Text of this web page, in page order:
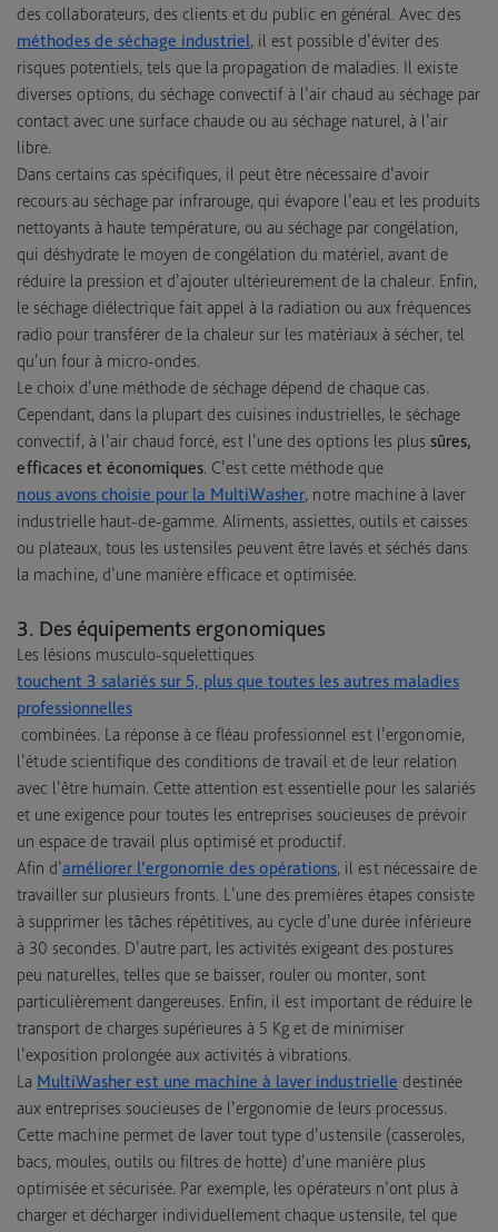
des collaborateurs, des clients et du public en général. Avec des
méthodes de séchage industriel, il est possible d’éviter des
risques potentiels, tels que la propagation de maladies. Il existe
diverses options, du séchage convectif à l’air chaud au séchage par
contact avec une surface chaude ou au séchage naturel, à l’air
libre.
Dans certains cas spécifiques, il peut être nécessaire d’avoir
recours au séchage par infrarouge, qui évapore l’eau et les produits
nettoyants à haute température, ou au séchage par congélation,
qui déshydrate le moyen de congélation du matériel, avant de
réduire la pression et d’ajouter ultérieurement de la chaleur. Enfin,
le séchage diélectrique fait appel à la radiation ou aux fréquences
radio pour transférer de la chaleur sur les matériaux à sécher, tel
qu’un four à micro-ondes.
Le choix d’une méthode de séchage dépend de chaque cas.
Cependant, dans la plupart des cuisines industrielles, le séchage
convectif, à l’air chaud forcé, est l’une des options les plus sûres,
efficaces et économiques. C’est cette méthode que
nous avons choisie pour la MultiWasher, notre machine à laver
industrielle haut-de-gamme. Aliments, assiettes, outils et caisses
ou plateaux, tous les ustensiles peuvent être lavés et séchés dans
la machine, d’une manière efficace et optimisée.
3. Des équipements ergonomiques
Les lésions musculo-squelettiques
touchent 3 salariés sur 5, plus que toutes les autres maladies
professionnelles
combinées. La réponse à ce fléau professionnel est l’ergonomie,
l’étude scientifique des conditions de travail et de leur relation
avec l’être humain. Cette attention est essentielle pour les salariés
et une exigence pour toutes les entreprises soucieuses de prévoir
un espace de travail plus optimisé et productif.
Afin d’améliorer l’ergonomie des opérations, il est nécessaire de
travailler sur plusieurs fronts. L’une des premières étapes consiste
à supprimer les tâches répétitives, au cycle d’une durée inférieure
à 30 secondes. D’autre part, les activités exigeant des postures
peu naturelles, telles que se baisser, rouler ou monter, sont
particulièrement dangereuses. Enfin, il est important de réduire le
transport de charges supérieures à 5 Kg et de minimiser
l’exposition prolongée aux activités à vibrations.
La MultiWasher est une machine à laver industrielle destinée
aux entreprises soucieuses de l’ergonomie de leurs processus.
Cette machine permet de laver tout type d’ustensile (casseroles,
bacs, moules, outils ou filtres de hotte) d’une manière plus
optimisée et sécurisée. Par exemple, les opérateurs n’ont plus à
charger et décharger individuellement chaque ustensile, tel que